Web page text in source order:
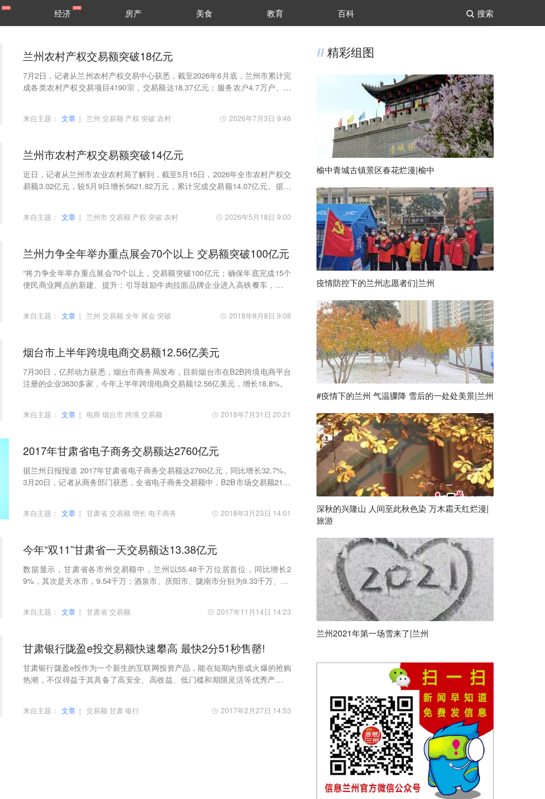
搜索
经济 房产 美食 教育 百科
兰州农村产权交易额突破18亿元
7月2日，记者从兰州农村产权交易中心获悉，截至2026年6月底，兰州市累计完
成各类农村产权交易项目4190宗，交易额达18.37亿元；服务农户4.7万户、农
来自主题： 文章 | 兰州 交易额 产权 突破 农村 2026年7月3日 9:46
兰州市农村产权交易额突破14亿元
近日，记者从兰州市农业农村局了解到，截至5月15日，2026年全市农村产权交
易额3.02亿元，较5月9日增长5621.82万元，累计完成交易额14.07亿元。据了
来自主题： 文章 | 兰州市交易额 产权 突破 农村 2026年5月18日 9:00
兰州力争全年举办重点展会70个以上 交易额突破100亿元
“将力争全年举办重点展会70个以上，交易额突破100亿元；确保年底完成15个
便民商业网点的新建、提升；引导鼓励牛肉拉面品牌企业进入高铁餐车，今年
来自主题： 文章 | 兰州 交易额 全年 展会 突破 2018年8月8日 9:08
烟台市上半年跨境电商交易额12.56亿美元
7月30日，亿邦动力获悉，烟台市商务局发布，目前烟台市在B2B跨境电商平台
注册的企业3630多家，今年上半年跨境电商交易额12.56亿美元，增长18.8%。
来自主题： 文章 | 电商烟台市 跨境 交易额 2018年7月31日 20:21
2017年甘肃省电子商务交易额达2760亿元
据兰州日报报道 2017年甘肃省电子商务交易额达2760亿元，同比增长32.7%。
3月20日，记者从商务部门获悉，全省电子商务交易额中，B2B市场交易额2180
来自主题： 文章 | 甘肃省交易额 增长 电子商务 2018年3月23日 14:01
今年“双11”甘肃省一天交易额达13.38亿元
数据显示，甘肃省各市州交易额中，兰州以55.48千万位居首位，同比增长2
9%，其次是天水市，9.54千万；酒泉市、庆阳市、陇南市分别为9.33千万、8.1
来自主题： 文章 | 甘肃省交易额 2017年11月14日 14:23
甘肃银行陇盈e投交易额快速攀高 最快2分51秒售罄!
甘肃银行陇盈e投作为一个新生的互联网投资产品，能在短期内形成火爆的抢购
热潮，不仅得益于其具备了高安全、高收益、低门槛和期限灵活等优秀产品的
来自主题： 文章 | 交易额 甘肃 银行 2017年2月27日 14:53
精彩组图
榆中青城古镇景区春花烂漫|榆中
疫情防控下的兰州志愿者们|兰州
#疫情下的兰州 气温骤降 雪后的一处处美景|兰州
深秋的兴隆山 人间至此秋色染 万木霜天红烂漫|
旅游
兰州2021年第一场雪来了|兰州